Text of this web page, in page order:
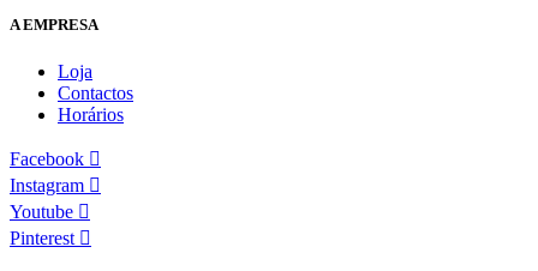
A EMPRESA
Loja
Contactos
Horários
Facebook
Instagram
Youtube
Pinterest